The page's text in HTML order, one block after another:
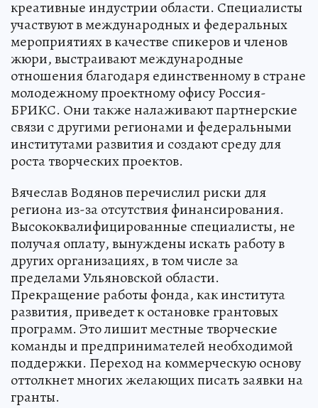
креативные индустрии области. Специалисты
участвуют в международных и федеральных
мероприятиях в качестве спикеров и членов
жюри, выстраивают международные
отношения благодаря единственному в стране
молодежному проектному офису Россия-
БРИКС. Они также налаживают партнерские
связи с другими регионами и федеральными
институтами развития и создают среду для
роста творческих проектов.
Вячеслав Водянов перечислил риски для
региона из-за отсутствия финансирования.
Высококвалифицированные специалисты, не
получая оплату, вынуждены искать работу в
других организациях, в том числе за
пределами Ульяновской области.
Прекращение работы фонда, как института
развития, приведет к остановке грантовых
программ. Это лишит местные творческие
команды и предпринимателей необходимой
поддержки. Переход на коммерческую основу
оттолкнет многих желающих писать заявки на
гранты.